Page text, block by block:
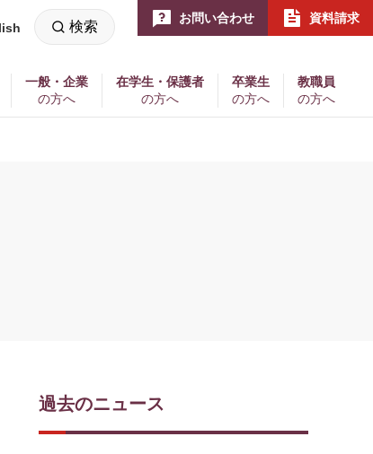
検索
お問い合わせ 資料請求
一般・企業
の方へ
在学生・保護者
の方へ
卒業生
の方へ
教職員
の方へ
過去のニュース